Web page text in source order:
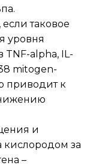
таковое
уровня
TNF-alpha, IL-
mitogen-
приводит к
и
за
–